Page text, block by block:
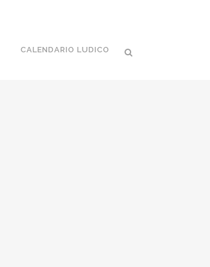
CALENDARIO LUDICO